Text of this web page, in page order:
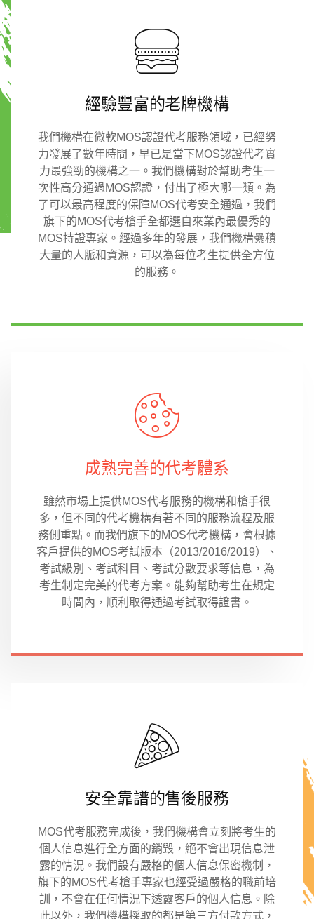
經驗豐富的老牌機構
我們機構在微軟MOS認證代考服務領域，已經努
力發展了數年時間，早已是當下MOS認證代考實
力最強勁的機構之一。我們機構對於幫助考生一
次性高分通過MOS認證，付出了極大哪一類。為
了可以最高程度的保障MOS代考安全通過，我們
旗下的MOS代考槍手全都選自來業內最優秀的
MOS持證專家。經過多年的發展，我們機構纍積
大量的人脈和資源，可以為每位考生提供全方位
的服務。
成熟完善的代考體系
雖然市場上提供MOS代考服務的機構和槍手很
多，但不同的代考機構有著不同的服務流程及服
務側重點。而我們旗下的MOS代考機構，會根據
客戶提供的MOS考試版本（2013/2016/2019）、
考試級別、考試科目、考試分數要求等信息，為
考生制定完美的代考方案。能夠幫助考生在規定
時間內，順利取得通過考試取得證書。
安全靠譜的售後服務
MOS代考服務完成後，我們機構會立刻將考生的
個人信息進行全方面的銷毀，絕不會出現信息泄
露的情況。我們設有嚴格的個人信息保密機制，
旗下的MOS代考槍手專家也經受過嚴格的職前培
訓，不會在任何情況下透露客戶的個人信息。除
此以外，我們機構採取的都是第三方付款方式，